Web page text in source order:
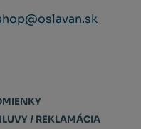
/ REKLAMÁCIA